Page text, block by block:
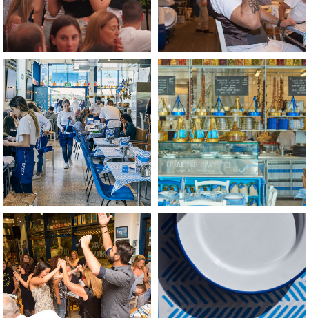
לפתיחת
התמונה
בגדול
-
+
לפתיחת
התמונה
בגדול
-
+
לפתיחת
התמונה
בגדול
-
+ +